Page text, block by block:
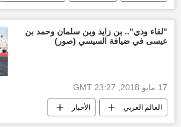
مقياس ريختر أخبار اليابان
"لقاء ودي".. بن زايد وبن سلمان وحمد بن
عيسى في ضيافة السيسي (صور)
17 مايو 2018, 23:27 GMT
العالم العربي الأخبار